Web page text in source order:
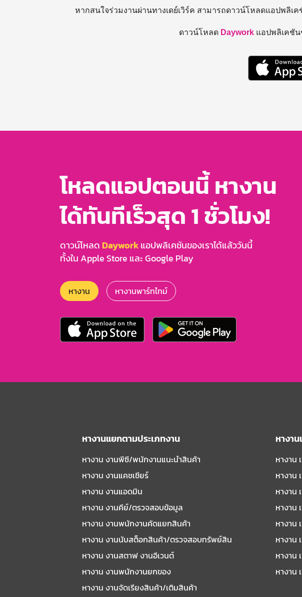
หากสนใจร่วมงานผ่านทางเดย์เวิร์ค สามารถดาวน์โหลดแอปพลิเค
ดาวน์โหลด Daywork แอปพลิเคชัน
โหลดแอปตอนนี้ หางาน
ได้ทันทีเร็วสุด 1 ชั่วโมง!
ดาวน์โหลด Dayworkแอปพลิเคชันของเราได้แล้ววันนี้
ทั้งใน Apple Store และ Google Play
หางาน หางานพาร์ทไทม์
หางานแยกตามประเภทงาน
หางาน งานพีซี/พนักงานแนะนําสินค้า
หางาน งานแคชเชียร์
หางาน งานแอดมิน
หางาน งานคีย์/ตรวจสอบข้อมูล
หางาน งานพนักงานคัดแยกสินค้า
หางาน งานนับสต็อกสินค้า/ตรวจสอบทรัพย์สิน
หางาน งานสตาฟ งานอีเวนต์
หางาน งานพนักงานยกของ
หางาน งานจัดเรียงสินค้า/เติมสินค้า
หางา
หางาน
หางาน
หางาน
หางาน
หางาน
หางาน
หางาน
หางาน